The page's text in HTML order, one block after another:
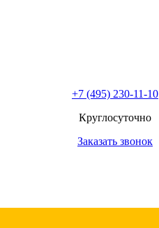
+7 (495) 230-11-10
Круглосуточно
Заказать звонок